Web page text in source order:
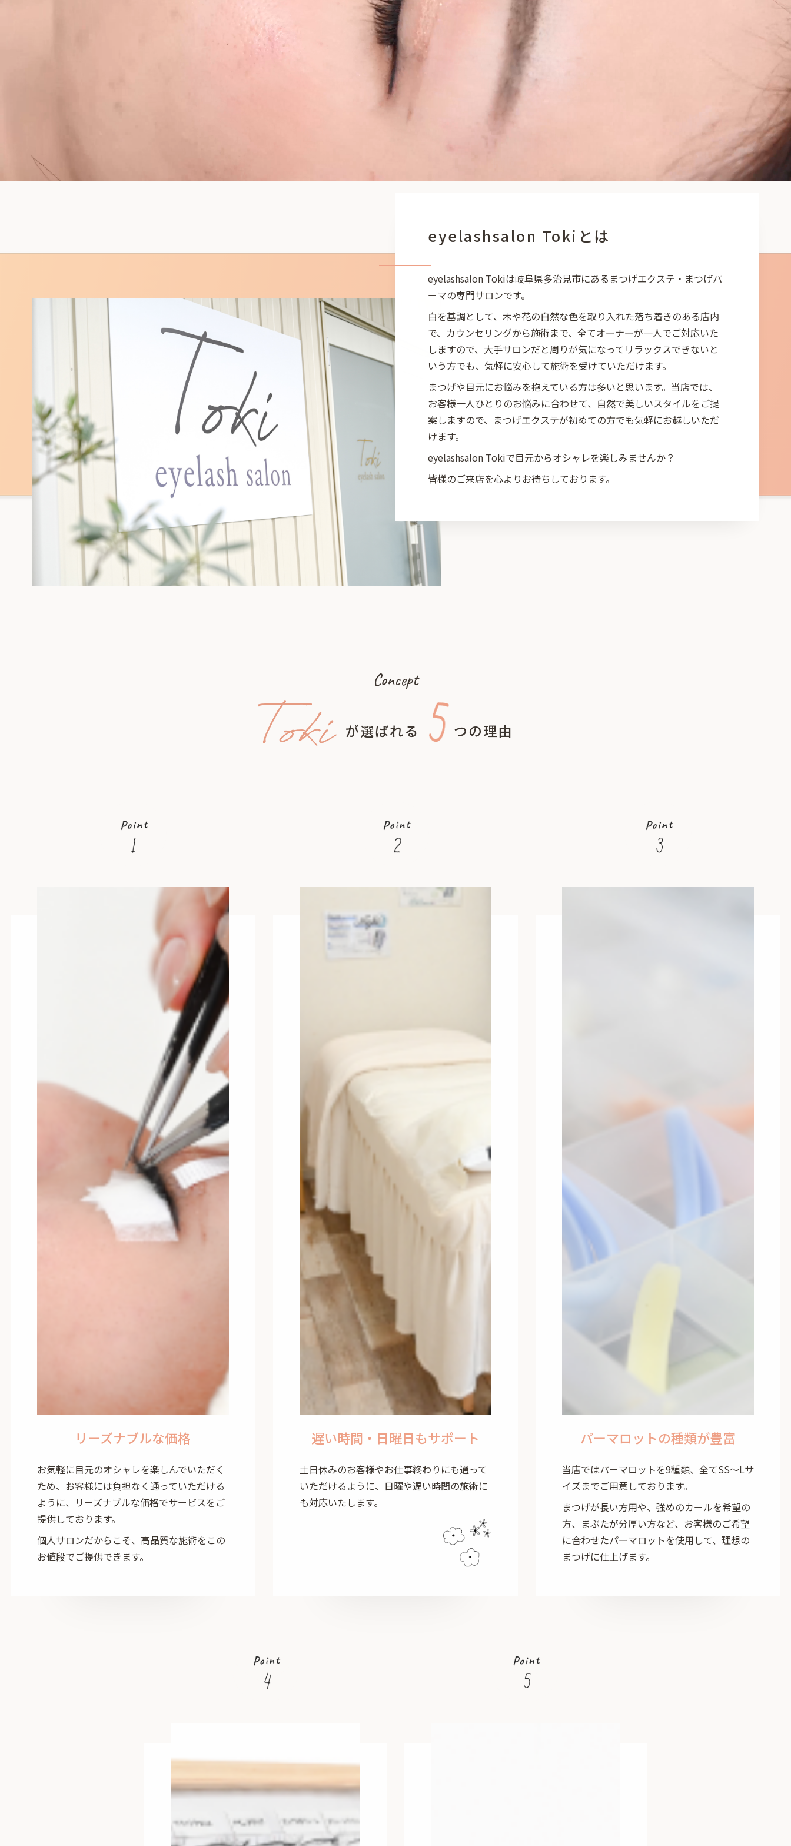
eyelashsalon Tokiとは
eyelashsalon Tokiは岐阜県多治見市にあるまつげエクステ・まつげパ
ーマの専門サロンです。
白を基調として、木や花の自然な色を取り入れた落ち着きのある店内
で、カウンセリングから施術まで、全てオーナーが一人でご対応いた
しますので、大手サロンだと周りが気になってリラックスできないと
いう方でも、気軽に安心して施術を受けていただけます。
まつげや目元にお悩みを抱えている方は多いと思います。当店では、
お客様一人ひとりのお悩みに合わせて、自然で美しいスタイルをご提
案しますので、まつげエクステが初めての方でも気軽にお越しいただ
けます。
eyelashsalon Tokiで目元からオシャレを楽しみませんか？
皆様のご来店を心よりお待ちしております。
Concept
が選ばれる つの理由
リーズナブルな価格
お気軽に目元のオシャレを楽しんでいただく
ため、お客様には負担なく通っていただける
ように、リーズナブルな価格でサービスをご
提供しております。
個人サロンだからこそ、高品質な施術をこの
お値段でご提供できます。
遅い時間・日曜日もサポート
土日休みのお客様やお仕事終わりにも通って
いただけるように、日曜や遅い時間の施術に
も対応いたします。
パーマロットの種類が豊富
当店ではパーマロットを9種類、全てSS～Lサ
イズまでご用意しております。
まつげが長い方用や、強めのカールを希望の
方、まぶたが分厚い方など、お客様のご希望
に合わせたパーマロットを使用して、理想の
まつげに仕上げます。